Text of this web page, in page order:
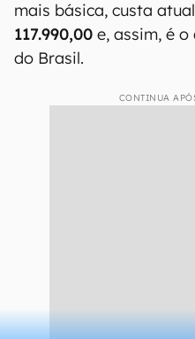
Kait está entre os 5 SUVs mais